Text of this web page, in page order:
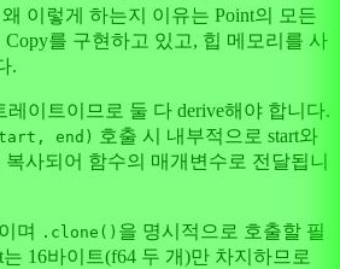
이렇게 하는지 이유는 Point의 모든
를 구현하고 있고, 힙 메모리를 사
.
레이트이므로 둘 다 derive해야 합니다.
end)
호출 시 내부적으로 start와
사되어 함수의 매개변수로 전달됩니
며 .clone() 을 명시적으로 호출할 필
16바이트(f64 두 개)만 차지하므로